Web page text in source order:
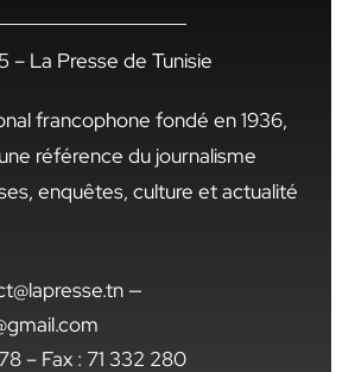
La Presse de Tunisie
francophone fondé en 1936,
référence du journalisme
enquêtes, culture et actualité
—
– Fax : 71 332 280